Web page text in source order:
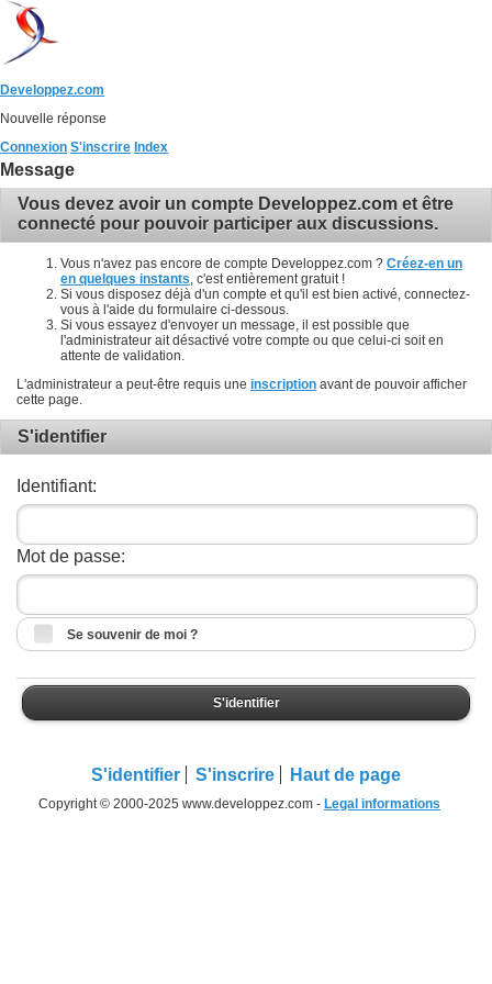
Developpez.com
Nouvelle réponse
Connexion S'inscrire Index
Message
Vous devez avoir un compte Developpez.com et être
connecté pour pouvoir participer aux discussions.
Vous n'avez pas encore de compte Developpez.com ? Créez-en un
en quelques instants , c'est entièrement gratuit !
Si vous disposez déjà d'un compte et qu'il est bien activé, connectez-
vous à l'aide du formulaire ci-dessous.
Si vous essayez d'envoyer un message, il est possible que
l'administrateur ait désactivé votre compte ou que celui-ci soit en
attente de validation.
L'administrateur a peut-être requis une inscription avant de pouvoir afficher
cette page.
S'identifier
Identifiant:
Mot de passe:
Se souvenir de moi ?
S'identifier
S'identifier S'inscrire Haut de page
Copyright © 2000-2025 www.developpez.com - Legal informations